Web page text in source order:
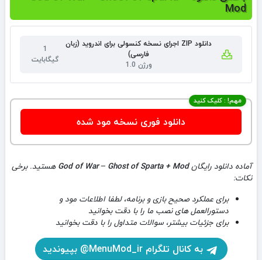
Mod
دانلود ZIP اجرای نسخه کنسولی برای اندروید (زبان
فارسی)
ورژن 1.0
1
گیگابایت
مهم! : کلیک کنید
دانلود فوری نسخه مود شده
آماده دانلود رایگانGod of War – Ghost of Sparta + Mod هستید. برخی
نکات:
برای عملکرد صحیح بازی و برنامه، لطفا اطلاعات مود و
دستورالعمل های نصب ما را با دقت بخوانید
برای جزئیات بیشتر، سوالات متداول را با دقت بخوانید
به کانال تلگرام MenuMod_ir@ بپیوندید